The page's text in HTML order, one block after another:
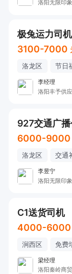
洛阳无限印
极兔运力司机
3100-7000
洛龙区 节日
李经理
洛阳丰予供
927交通广播
6000-9000
洛龙区 交通
李昱宁
洛阳无限印
C1送货司机
4000-6000
涧西区 免费
梁经理
洛阳秦岭商